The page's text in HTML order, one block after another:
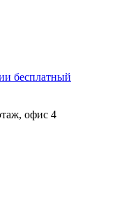
бесплатный
офис 4